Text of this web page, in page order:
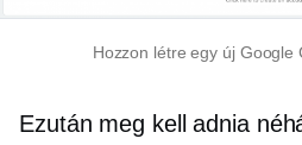
Hozzon létre egy új Google
Ezután meg kell adnia